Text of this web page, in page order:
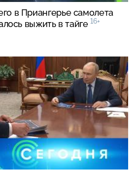
в Приангерье самолета
выжить в тайге 16+